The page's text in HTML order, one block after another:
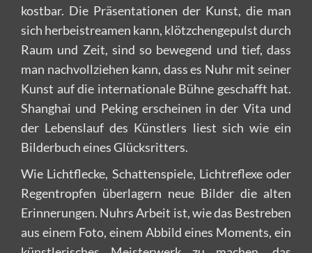
kostbar. Die Präsentationen der Kunst, die man
sich herbeistreamen kann, klötzchengepulst durch
Raum und Zeit, sind so bewegend und tief, dass
man nachvollziehen kann, dass es Nuhr mit seiner
Kunst auf die internationale Bühne geschafft hat.
Shanghai und Peking erscheinen in der Vita und
der Lebenslauf des Künstlers liest sich wie ein
Bilderbuch eines Glücksritters.
Wie Lichtflecke, Schattenspiele, Lichtreflexe oder
Regentropfen überlagern neue Bilder die alten
Erinnerungen. Nuhrs Arbeit ist, wie das Bestreben
aus einem Foto, einem Abbild eines Moments, ein